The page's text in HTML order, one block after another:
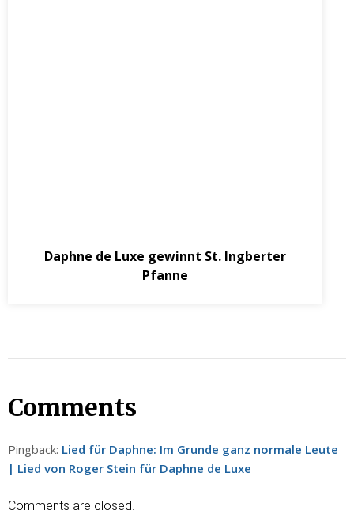
Daphne de Luxe gewinnt St. Ingberter
Pfanne
Comments
Pingback: Lied für Daphne: Im Grunde ganz normale Leute
| Lied von Roger Stein für Daphne de Luxe
Comments are closed.